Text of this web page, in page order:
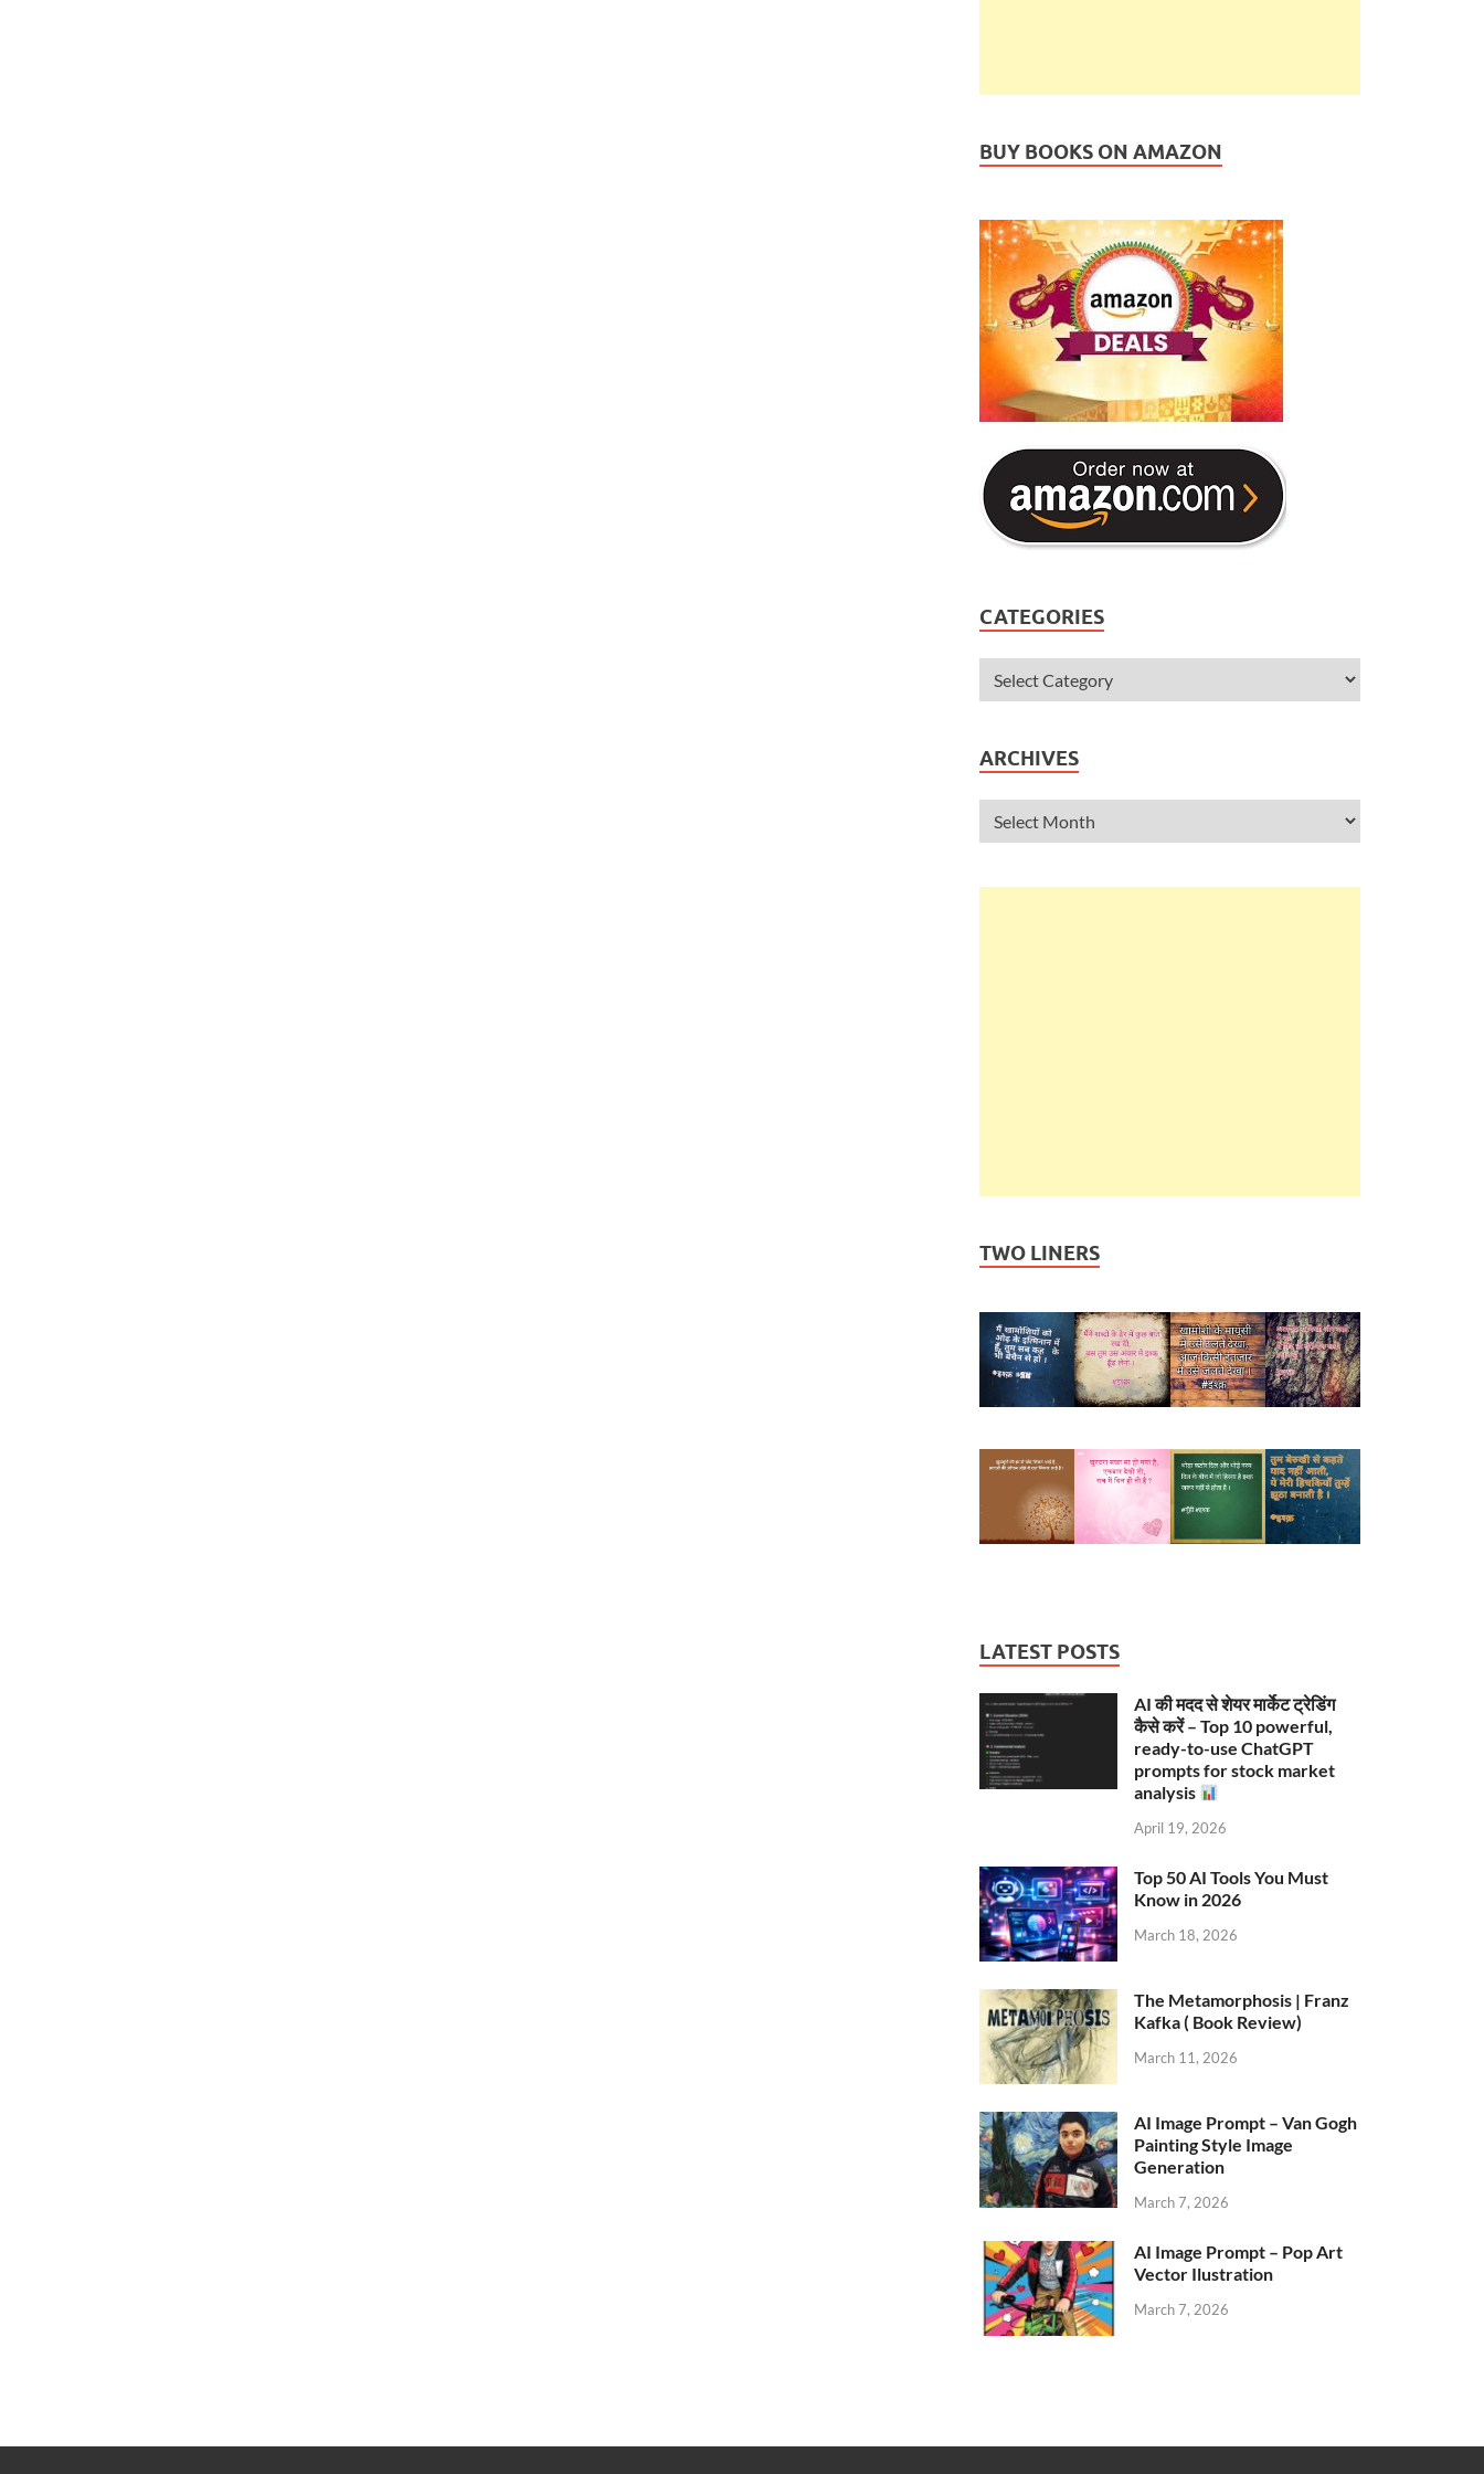
BUY BOOKS ON AMAZON
CATEGORIES
ARCHIVES
TWO LINERS
LATEST POSTS
AI की मदद से शेयर मार्केट ट्रेडिंग
कैसे करें – Top 10 powerful,
ready-to-use ChatGPT
prompts for stock market
analysis
April 19, 2026
Top 50 AI Tools You Must
Know in 2026
March 18, 2026
The Metamorphosis | Franz
Kafka ( Book Review)
March 11, 2026
AI Image Prompt – Van Gogh
Painting Style Image
Generation
March 7, 2026
AI Image Prompt – Pop Art
Vector Ilustration
March 7, 2026